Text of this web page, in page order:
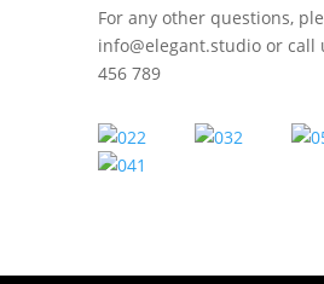
For any other questions,
info@elegant.studioor call
456 789
WE'RE ALL